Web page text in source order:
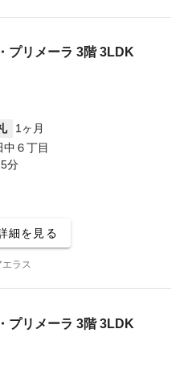
プリメーラ 3階 3LDK
1ヶ月
６丁目
分
細を見る
ラス
プリメーラ 3階 3LDK